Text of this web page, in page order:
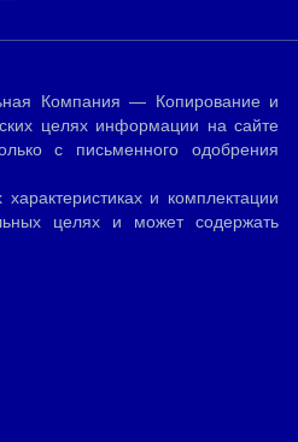
Компания — Копирование и
целях информации на сайте
с письменного одобрения
и комплектации
целях и может содержать